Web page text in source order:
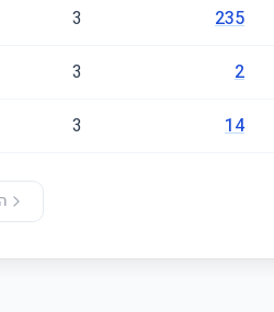
235
3
2
3
14
3